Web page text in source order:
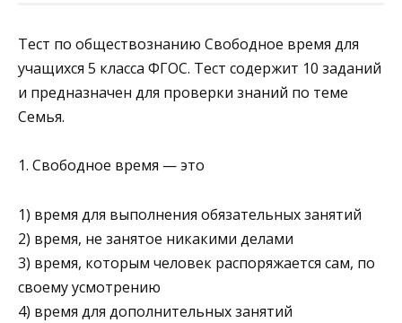
Тест по обществознанию Свободное время для
учащихся 5 класса ФГОС. Тест содержит 10 заданий
и предназначен для проверки знаний по теме
Семья.
1. Свободное время — это
1) время для выполнения обязательных занятий
2) время, не занятое никакими делами
3) время, которым человек распоряжается сам, по
своему усмотрению
4) время для дополнительных занятий